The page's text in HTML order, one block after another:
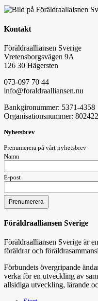
Kontakt
Föräldraalliansen Sverige
Vretensborgsvägen 9A
126 30 Hägersten
073-097 70 44
info@foraldraalliansen.nu
Bankgironummer: 5371-4358
Organisationsnummer:
Nyhetsbrev
Prenumerera på vårt nyhetsbrev
Namn
E-post
Föräldraalliansen Sverige
Föräldraalliansen Sverige är
föräldrar och
Förbundets övergripande
verka för en utveckling av
allsidiga utveckling, lärande